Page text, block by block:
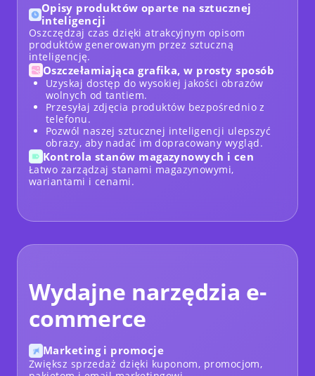
Opisy produktów oparte na sztucznej
inteligencji
Oszczędzaj czas dzięki atrakcyjnym opisom
produktów generowanym przez sztuczną
inteligencję.
Oszczełamiająca grafika, w prosty sposób
Uzyskaj dostęp do wysokiej jakości obrazów
wolnych od tantiem.
Przesyłaj zdjęcia produktów bezpośrednio z
telefonu.
Pozwól naszej sztucznej inteligencji ulepszyć
obrazy, aby nadać im dopracowany wygląd.
Kontrola stanów magazynowych i cen
Łatwo zarządzaj stanami magazynowymi,
wariantami i cenami.
Wydajne narzędzia e-
commerce
Marketing i promocje
Zwiększ sprzedaż dzięki kuponom, promocjom,